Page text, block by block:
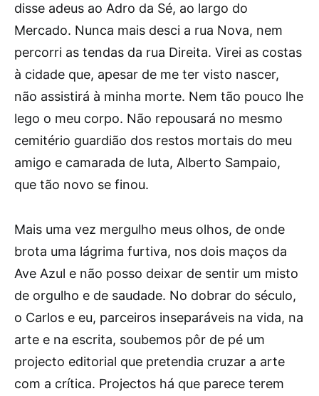
disse adeus ao Adro da Sé, ao largo do
Mercado. Nunca mais desci a rua Nova, nem
percorri as tendas da rua Direita. Virei as costas
à cidade que, apesar de me ter visto nascer,
não assistirá à minha morte. Nem tão pouco lhe
lego o meu corpo. Não repousará no mesmo
cemitério guardião dos restos mortais do meu
amigo e camarada de luta, Alberto Sampaio,
que tão novo se finou.
Mais uma vez mergulho meus olhos, de onde
brota uma lágrima furtiva, nos dois maços da
Ave Azul e não posso deixar de sentir um misto
de orgulho e de saudade. No dobrar do século,
o Carlos e eu, parceiros inseparáveis na vida, na
arte e na escrita, soubemos pôr de pé um
projecto editorial que pretendia cruzar a arte
com a crítica. Projectos há que parece terem